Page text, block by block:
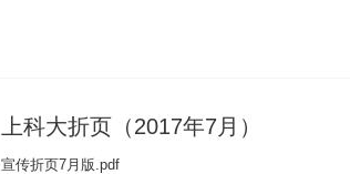
上科大折页（2017年7月）
宣传折页7月版.pdf